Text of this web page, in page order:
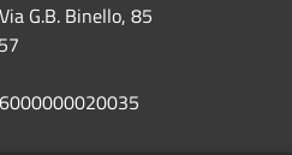
G.B. Binello, 85